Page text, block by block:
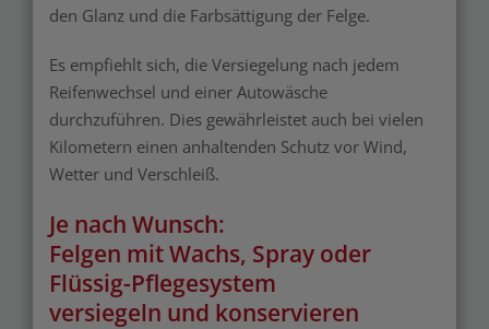
den Glanz und die Farbsättigung der Felge.
Es empfiehlt sich, die Versiegelung nach jedem
Reifenwechsel und einer Autowäsche
durchzuführen. Dies gewährleistet auch bei vielen
Kilometern einen anhaltenden Schutz vor Wind,
Wetter und Verschleiß.
Je nach Wunsch:
Felgen mit Wachs, Spray oder
Flüssig-Pflegesystem
versiegeln und konservieren